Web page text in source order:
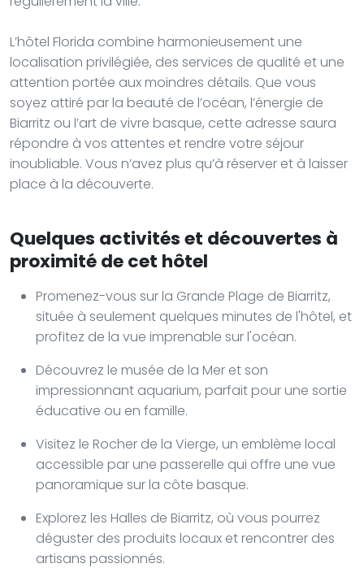
L’hôtel Florida combine harmonieusement une
localisation privilégiée, des services de qualité et une
attention portée aux moindres détails. Que vous
soyez attiré par la beauté de l’océan, l’énergie de
Biarritz ou l’art de vivre basque, cette adresse saura
répondre à vos attentes et rendre votre séjour
inoubliable. Vous n’avez plus qu’à réserver et à laisser
place à la découverte.
Quelques activités et découvertes à
proximité de cet hôtel
Promenez-vous sur la Grande Plage de Biarritz,
située à seulement quelques minutes de l'hôtel, et
profitez de la vue imprenable sur l'océan.
Découvrez le musée de la Mer et son
impressionnant aquarium, parfait pour une sortie
éducative ou en famille.
Visitez le Rocher de la Vierge, un emblème local
accessible par une passerelle qui offre une vue
panoramique sur la côte basque.
Explorez les Halles de Biarritz, où vous pourrez
déguster des produits locaux et rencontrer des
artisans passionnés.